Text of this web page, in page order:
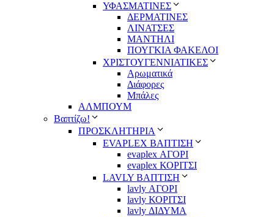
ΥΦΑΣΜΑΤΙΝΕΣ
ΔΕΡΜΑΤΙΝΕΣ
ΛΙΝΑΤΣΕΣ
ΜΑΝΤΗΛΙ
ΠΟΥΓΚΙΑ ΦΑΚΕΛΟΙ
ΧΡΙΣΤΟΥΓΕΝΝΙΑΤΙΚΕΣ
Αρωματικά
Διάφορες
Μπάλες
ΑΛΜΠΟΥΜ
Βαπτίζω!
ΠΡΟΣΚΛΗΤΗΡΙΑ
EVAPLEX ΒΑΠΤΙΣΗ
evaplex ΑΓΟΡΙ
evaplex ΚΟΡΙΤΣΙ
LAVLY ΒΑΠΤΙΣΗ
lavly ΑΓΟΡΙ
lavly ΚΟΡΙΤΣΙ
lavly ΔΙΔΥΜΑ